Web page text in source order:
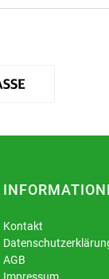
Kontakt
AGB
Impressum